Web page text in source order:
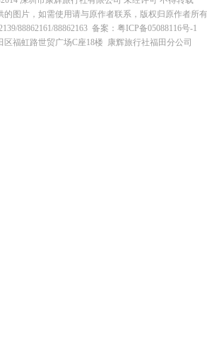
的图片，如需使用请与原作者联系，版权归原作者所
88862161/88862163 备案：粤ICP备05088116号-1
区福虹路世贸广场C座18楼 康辉旅行社福田分公司